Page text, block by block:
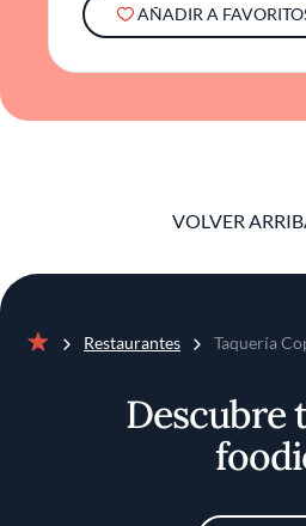
AÑADIR A
VOLVER
Restaurantes Taquería
Descubre